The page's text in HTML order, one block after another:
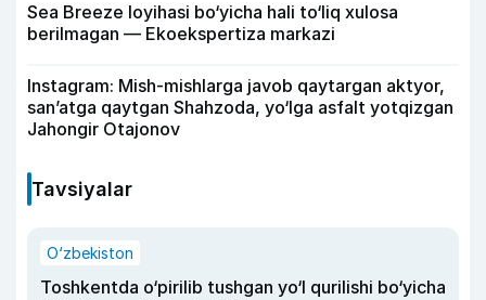
Sea Breeze loyihasi bo‘yicha hali to‘liq xulosa
berilmagan — Ekoekspertiza markazi
Instagram: Mish-mishlarga javob qaytargan aktyor,
san’atga qaytgan Shahzoda, yo‘lga asfalt yotqizgan
Jahongir Otajonov
Tavsiyalar
O‘zbekiston
Toshkentda o‘pirilib tushgan yo‘l qurilishi bo‘yicha